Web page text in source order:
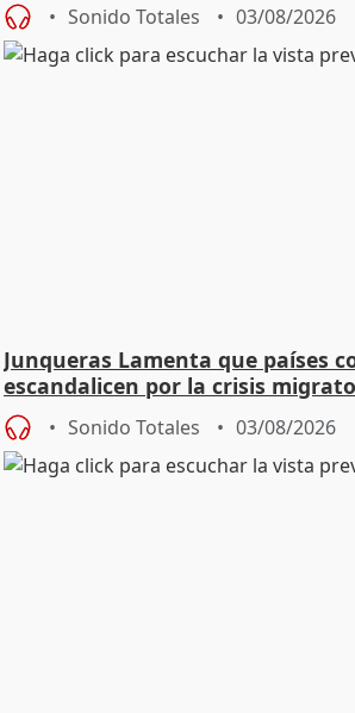
Sonido Totales 03/08/2026
Junqueras Lamenta que países
escandalicen por la crisis
Sonido Totales 03/08/2026